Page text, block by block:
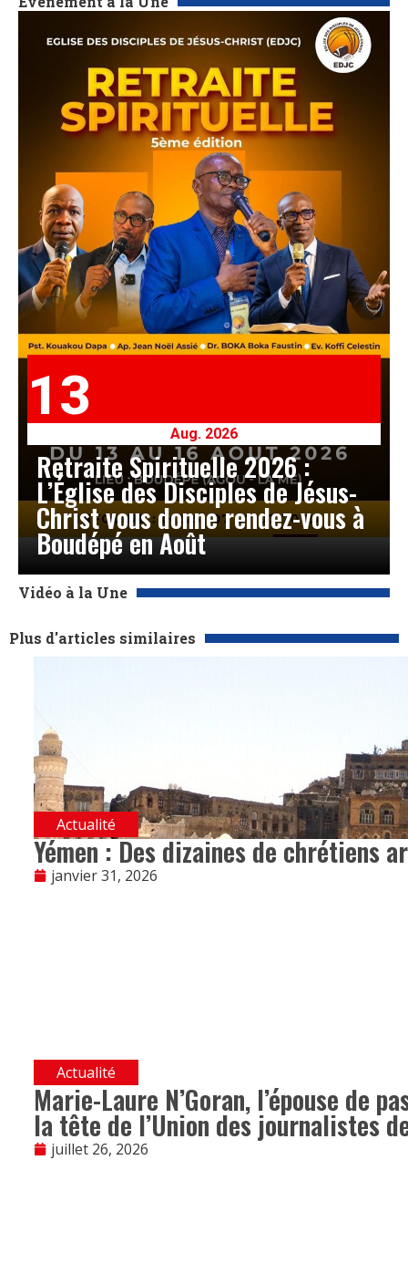
13
Aug. 2026
Retraite Spirituelle 2026 :
L’Église des Disciples de Jésus-
Christ vous donne rendez-vous à
Boudépé en Août
Vidéo à la Une
Plus d'articles similaires
Actualité
Yémen : Des dizaines de chrétiens
janvier 31, 2026
Actualité
Marie-Laure N’Goran, l’épouse de
la tête de l’Union des journalistes
juillet 26, 2026